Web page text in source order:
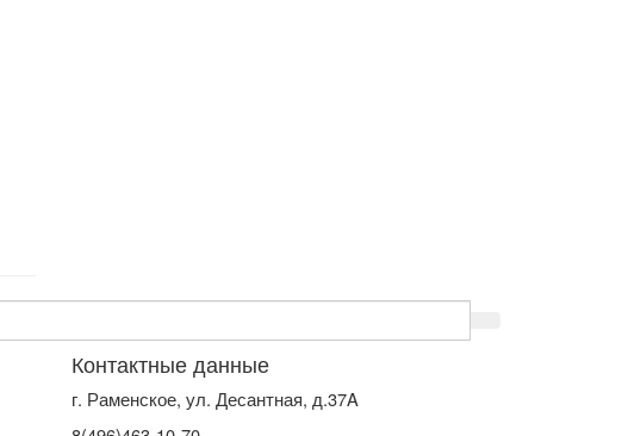
Контактные данные
г. Раменское, ул. Десантная, д.37A